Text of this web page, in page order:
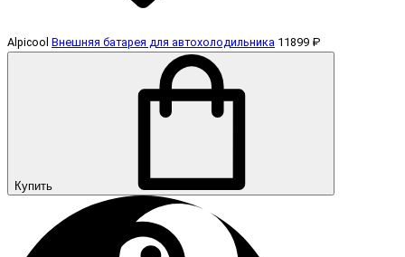
Alpicool Внешняя батарея для автохолодильника 11899 ₽
Купить